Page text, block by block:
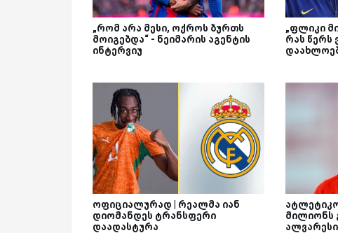
„რომ არა მესი, ოქროს ბურთს
მოიგებდა“ - ნეიმარის აგენტის
ინტერვიუ
„ფლიკი
რას
ოფიციალურად | რეალმა იან
დიომანდეს ტრანსფერი
დაადასტურა
მილიონს